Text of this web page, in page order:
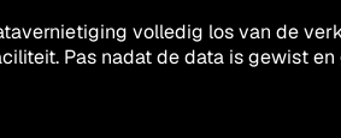
volledig los van de
Pas nadat de data is gewist